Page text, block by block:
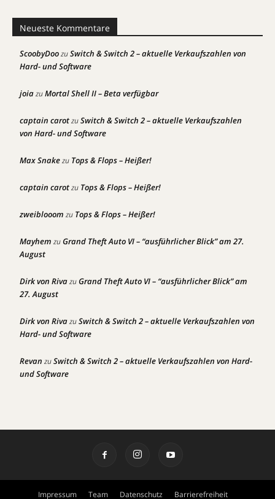
Neueste Kommentare
ScoobyDoozuSwitch & Switch 2 – aktuelle Verkaufszahlen von
Hard- und Software
joiazuMortal Shell II – Beta verfügbar
captain carotzuSwitch & Switch 2 – aktuelle Verkaufszahlen
von Hard- und Software
Max Snakezu Tops & Flops – Heißer!
captain carotzu Tops & Flops – Heißer!
zweiblooom zu Tops & Flops – Heißer!
Mayhem zuGrand Theft Auto VI – “ausführlicher Blick” am 27.
August
Dirk von RivazuGrand Theft Auto VI – “ausführlicher Blick” am
27. August
Dirk von RivazuSwitch & Switch 2 – aktuelle Verkaufszahlen von
Hard- und Software
Revan zuSwitch & Switch 2 – aktuelle Verkaufszahlen von Hard-
und Software
Impressum Team Datenschutz Barrierefreiheit